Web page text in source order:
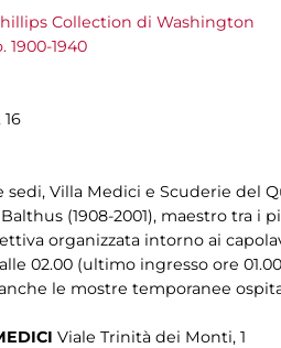
Collection di Washington
1940
Villa Medici e Scuderie del
(1908-2001), maestro tra
organizzata intorno ai
02.00 (ultimo ingresso ore
le mostre temporanee
Viale Trinità dei Monti, 1